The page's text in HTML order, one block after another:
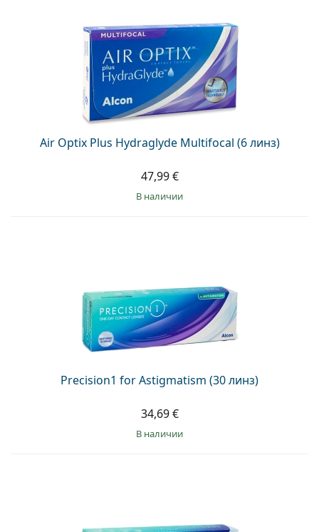
Air Optix Plus Hydraglyde Multifocal (6 линз)
47,99 €
в наличии
Precision1 for Astigmatism (30 линз)
34,69 €
в наличии